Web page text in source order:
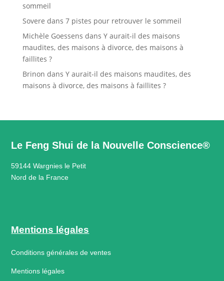
sommeil
Sovere dans 7 pistes pour retrouver le sommeil
Michèle Goessens dans Y aurait-il des maisons
maudites, des maisons à divorce, des maisons à
faillites ?
Brinon dans Y aurait-il des maisons maudites, des
maisons à divorce, des maisons à faillites ?
Le Feng Shui de la Nouvelle Conscience®
59144 Wargnies le Petit
Nord de la France
Mentions légales
Conditions générales de ventes
Mentions légales